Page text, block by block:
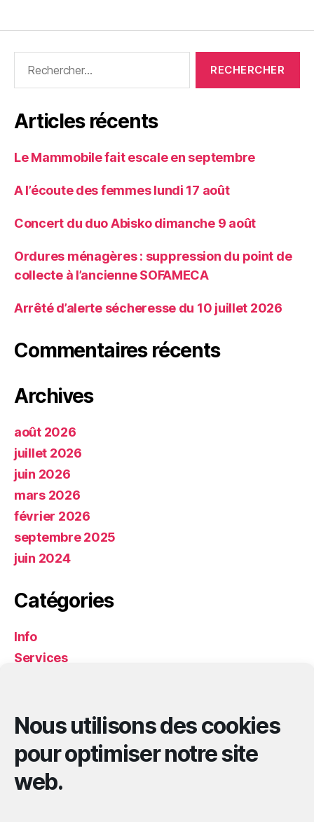
Nous utilisons des cookies
pour optimiser notre site
web.
Articles récents
Le Mammobile fait escale en septembre
A l’écoute des femmes lundi 17 août
Concert du duo Abisko dimanche 9 août
Ordures ménagères : suppression du point de
collecte à l’ancienne SOFAMECA
Arrêté d’alerte sécheresse du 10 juillet 2026
Commentaires récents
Archives
août 2026
juillet 2026
juin 2026
mars 2026
février 2026
septembre 2025
juin 2024
Catégories
Info
Services
Connexion